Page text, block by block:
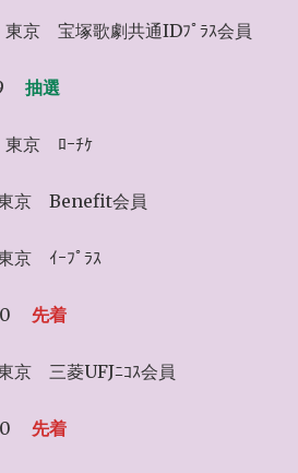
東京 宝塚歌劇共通IDﾌﾟﾗｽ会員
抽選
東京 ﾛｰﾁｹ
京 Benefit会員
京 ｲｰﾌﾟﾗｽ
先着
京 三菱UFJﾆｺｽ会員
先着